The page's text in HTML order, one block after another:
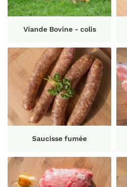
Viande Bovine - colis
Saucisse fumée